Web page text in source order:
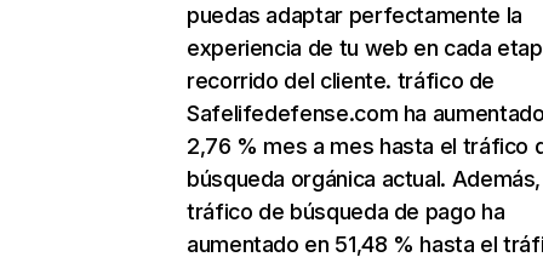
puedas adaptar perfectamente la
experiencia de tu web en cada
recorrido del cliente. tráfico de
Safelifedefense.com ha
2,76 % mes a mes hasta el tráfico
búsqueda orgánica actual.
tráfico de búsqueda de pago ha
aumentado en 51,48 % hasta el